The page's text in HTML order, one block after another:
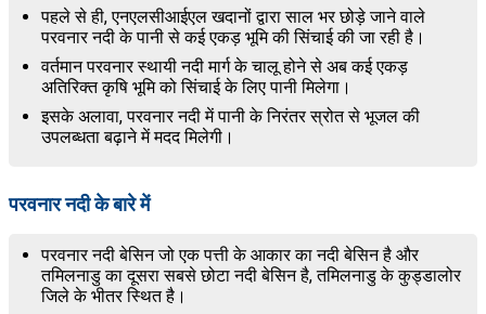
पहले से ही, एनएलसीआईएल खदानों द्वारा साल भर छोड़े जाने वाले
परवनार नदी के पानी से कई एकड़ भूमि की सिंचाई की जा रही है।
वर्तमान परवनार स्थायी नदी मार्ग के चालू होने से अब कई एकड़
अतिरिक्त कृषि भूमि को सिंचाई के लिए पानी मिलेगा।
इसके अलावा, परवनार नदी में पानी के निरंतर स्रोत से भूजल की
उपलब्धता बढ़ाने में मदद मिलेगी।
परवनार नदी के बारे में
परवनार नदी बेसिन जो एक पत्ती के आकार का नदी बेसिन है और
तमिलनाडु का दूसरा सबसे छोटा नदी बेसिन है, तमिलनाडु के कुड्डालोर
जिले के भीतर स्थित है।